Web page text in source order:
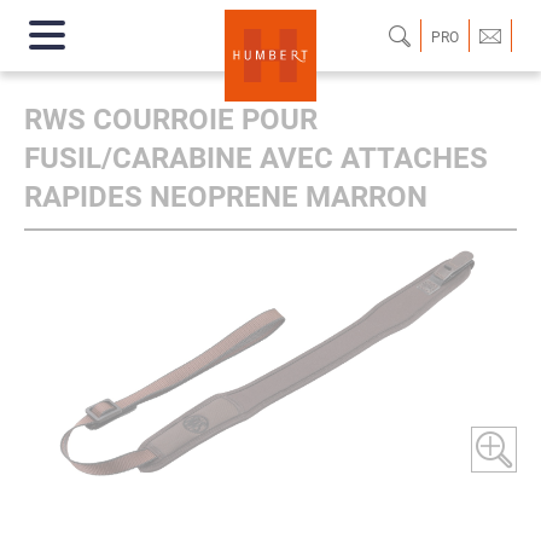
PRO
RWS COURROIE POUR
FUSIL/CARABINE AVEC ATTACHES
RAPIDES NEOPRENE MARRON